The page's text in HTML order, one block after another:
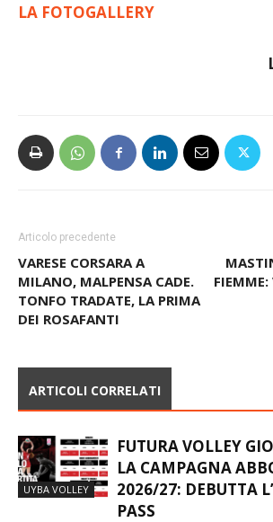
LA FOTOGALLERY
Articolo precedente
VARESE CORSARA A
MILANO, MALPENSA CADE.
TONFO TRADATE, LA PRIMA
DEI ROSAFANTI
FIEMME:
ARTICOLI CORRELATI
UYBA VOLLEY
FUTURA VOLLEY
LA CAMPAGNA
2026/27: DEBUTTA
PASS